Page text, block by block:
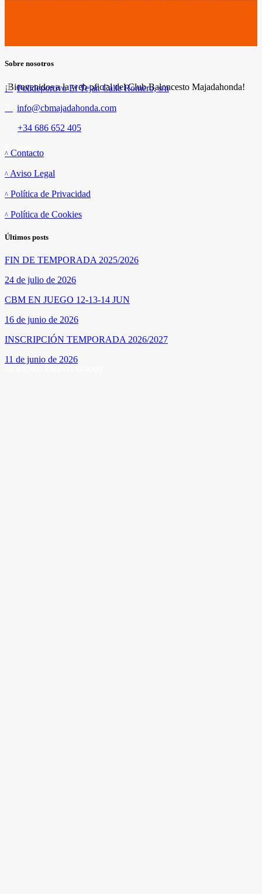
Sobre nosotros
¡Bienvenidos a la web oficial del Club Baloncesto Majadahonda!
Polideportivo El Tejar. Calle Romero, s/n
info@cbmajadahonda.com
+34 686 652 405
Contacto
Aviso Legal
Política de Privacidad
Política de Cookies
Últimos posts
FIN DE TEMPORADA 2025/2026
24 de julio de 2026
CBM EN JUEGO 12-13-14 JUN
16 de junio de 2026
INSCRIPCIÓN TEMPORADA 2026/2027
11 de junio de 2026